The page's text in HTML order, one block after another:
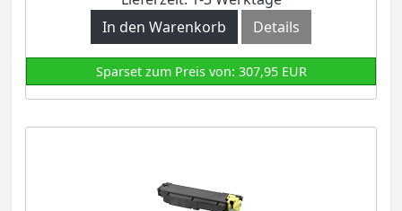
In den Warenkorb
Details
Sparset zum Preis von: 307,95 EUR